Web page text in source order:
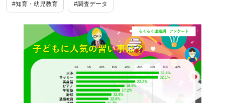
#知育・幼児教育 #調査データ